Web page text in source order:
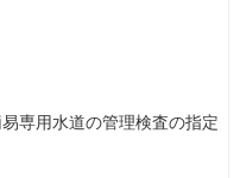
専用水道の管理検査の指定